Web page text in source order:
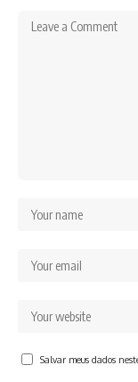
Salvar meus dados